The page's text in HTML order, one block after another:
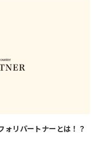
ォリパートナーとは！？